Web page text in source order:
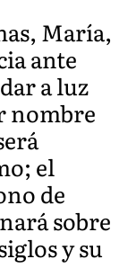
María,
ante
a luz
nombre
el
de
sobre
y su